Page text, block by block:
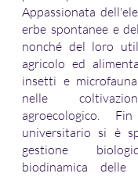
Appassionata
erbe spontanee e
nonché del loro
agricolo ed
insetti e
nelle
agroecologico.
universitario si è
gestione
biodinamica delle